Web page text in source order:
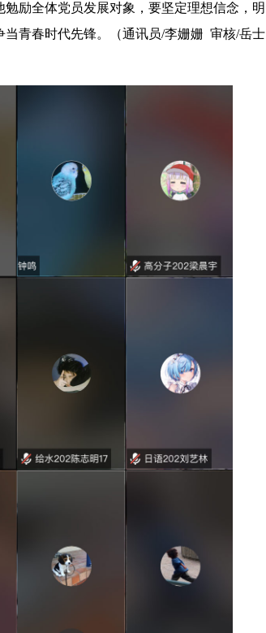
励全体党员发展对象，要坚定理想信念，明
青春时代先锋。（通讯员/李姗姗 审核/岳士